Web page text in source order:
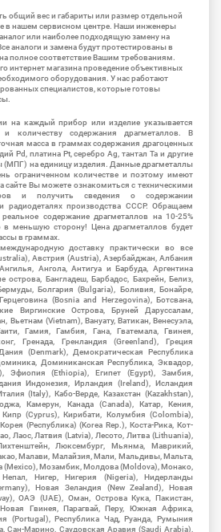
общий вес и габариты или размер отдельной
в нашем сервисном центре. Наши инженеры
или наиболее подходящую замену на
аналоги и замена будут протестированы в
полное соответствие Вашим требованиям.
интернет магазина проведение объективных
оборудования. У нас работают
специалистов, которые готовы
на каждый прибор или изделие указывается
количеству содержания драгметаллов. В
масса в граммах содержания драгоценных
Pd, платина Pt, серебро Ag, тантал Ta и другие
(МПГ) на единицу изделия. Данные драгметаллы
ограниченном количестве и поэтому имеют
сайте Вы можете ознакомиться с техническими
и получить сведения о содержании
радиодеталях производства СССР. Обращаем
содержание драгметаллов на 10-25%
в меньшую сторону! Цена драгметаллов будет
в граммах.
доставку практически во все
Австрия (Austria), Азербайджан, Албания
Ангола, Антигуа и Барбуда, Аргентина
острова, Бангладеш, Барбадос, Бахрейн, Белиз,
Болгария (Bulgaria), Боливия, Бонайре,
(Bosnia and Herzegovina), Ботсвана,
Виргинские Острова, Бруней Даруссалам,
Вьетнам (Vietnam), Вануату, Ватикан, Венесуэла,
Гамия, Гамбия, Гана, Гватемала, Гвинея,
Гренада, Гренландия (Greenland), Греция
(Denmark), Демократическая Республика
Доминиканская Республика, Эквадор,
Эфиопия (Ethiopia), Египет (Egypt), Замбия,
Индонезия, Ирландия (Ireland), Исландия
(Italy), Кабо-Верде, Казахстан (Kazakhstan),
Камерун, Канада (Canada), Катар, Кения,
(Cyprus), Кирибати, Колумбия (Colombia),
(Республика) (Korea Rep.), Коста-Рика, Кот-
Лаос, Латвия (Latvia), Лесото, Литва (Lithuania),
Люксембург, Мьянма, Маврикий,
Малави, Малайзия, Мали, Мальдивы, Мальта,
Мозамбик, Молдова (Moldova), Монако,
Нигер, Нигерия (Nigeria), Нидерланды
Новая Зеландия (New Zealand), Новая
ОАЭ (UAE), Оман, Острова Кука, Пакистан,
Гвинея, Парагвай, Перу, Южная Африка,
(Portugal), Республика Чад, Руанда, Румыния
Сан-Марино, Саудовская Аравия (Saudi Arabia),